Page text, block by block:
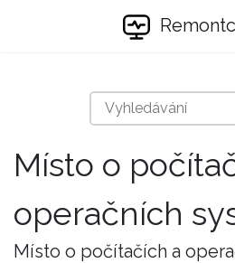
Místo o
operačních
Místo o počítačích a